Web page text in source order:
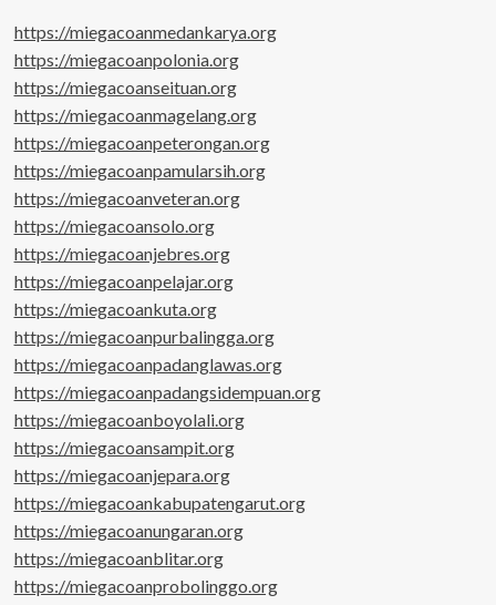
https://miegacoanmedankarya.org
https://miegacoanpolonia.org
https://miegacoanseituan.org
https://miegacoanmagelang.org
https://miegacoanpeterongan.org
https://miegacoanpamularsih.org
https://miegacoanveteran.org
https://miegacoansolo.org
https://miegacoanjebres.org
https://miegacoanpelajar.org
https://miegacoankuta.org
https://miegacoanpurbalingga.org
https://miegacoanpadanglawas.org
https://miegacoanpadangsidempuan.org
https://miegacoanboyolali.org
https://miegacoansampit.org
https://miegacoanjepara.org
https://miegacoankabupatengarut.org
https://miegacoanungaran.org
https://miegacoanblitar.org
https://miegacoanprobolinggo.org